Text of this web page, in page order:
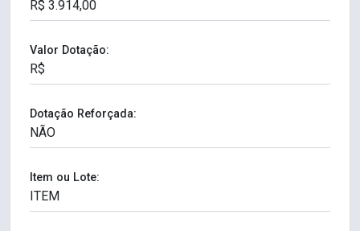
Valor Dotação:
Dotação Reforçada:
Item ou Lote: